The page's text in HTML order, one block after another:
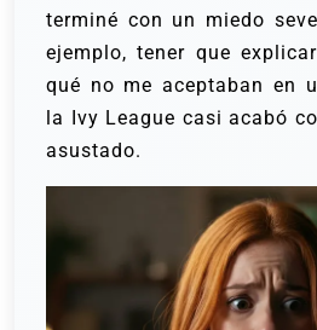
terminé con un miedo
ejemplo, tener que
qué no me aceptaban en
la Ivy League casi acabó
asustado.